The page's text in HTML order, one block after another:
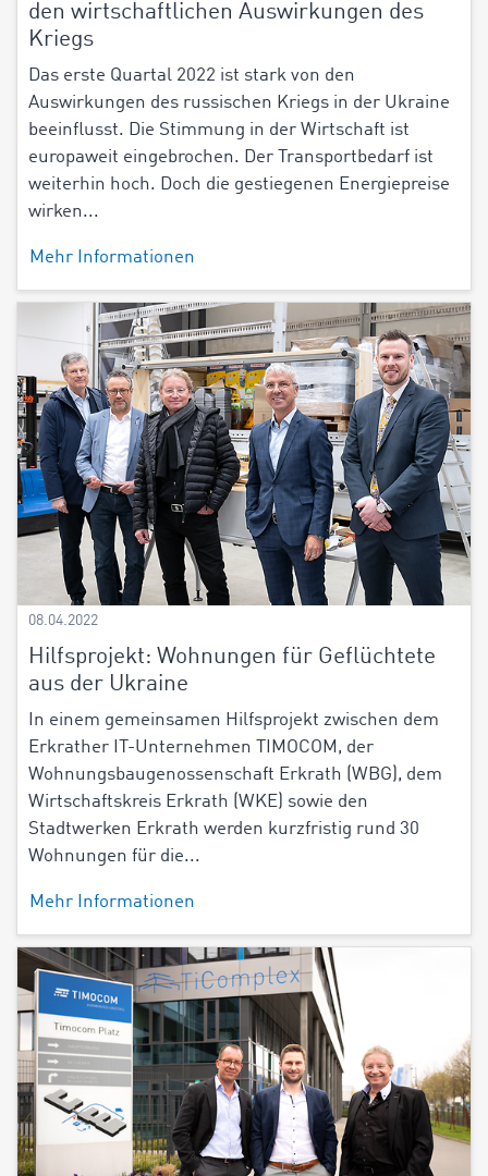
den wirtschaftlichen Auswirkungen des
Kriegs
Das erste Quartal 2022 ist stark von den
Auswirkungen des russischen Kriegs in der Ukraine
beeinflusst. Die Stimmung in der Wirtschaft ist
europaweit eingebrochen. Der Transportbedarf ist
weiterhin hoch. Doch die gestiegenen Energiepreise
wirken...
Mehr Informationen
08.04.2022
Hilfsprojekt: Wohnungen für Geflüchtete
aus der Ukraine
In einem gemeinsamen Hilfsprojekt zwischen dem
Erkrather IT-Unternehmen TIMOCOM, der
Wohnungsbaugenossenschaft Erkrath (WBG), dem
Wirtschaftskreis Erkrath (WKE) sowie den
Stadtwerken Erkrath werden kurzfristig rund 30
Wohnungen für die...
Mehr Informationen